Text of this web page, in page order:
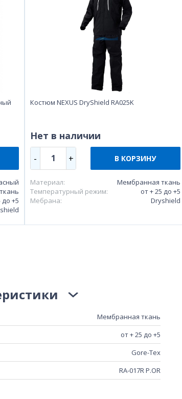
до +5
Костюм NEXUS DryShield RA025K
Нет в наличии
- 1 + В КОРЗИНУ
Материал:
Мембранная ткань
Температурный режим:
от + 25 до +5
Мебрана:
Dryshield
Мембранная ткань
от + 25 до +5
Gore-Tex
RA-017R P.OR